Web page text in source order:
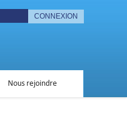
Nous rejoindre